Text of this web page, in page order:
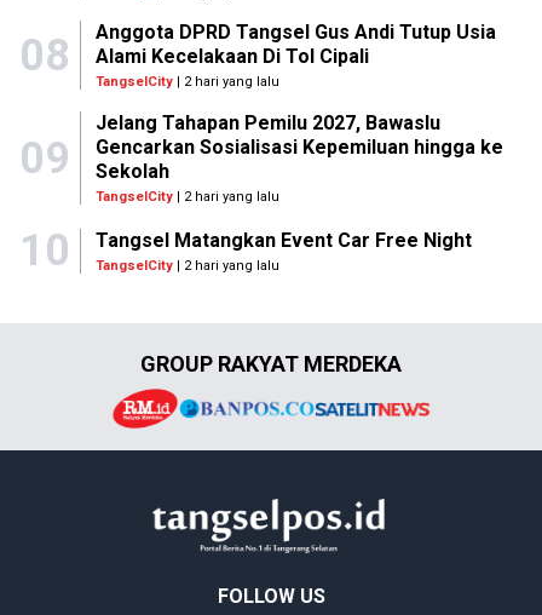
08
Anggota DPRD Tangsel Gus Andi Tutup Usia
Alami Kecelakaan Di Tol Cipali
TangselCity| 2 hari yang lalu
09
Jelang Tahapan Pemilu 2027, Bawaslu
Gencarkan Sosialisasi Kepemiluan hingga ke
Sekolah
TangselCity| 2 hari yang lalu
10 Tangsel Matangkan Event Car Free Night
TangselCity | 2 hari yang lalu
GROUP RAKYAT MERDEKA
FOLLOW US